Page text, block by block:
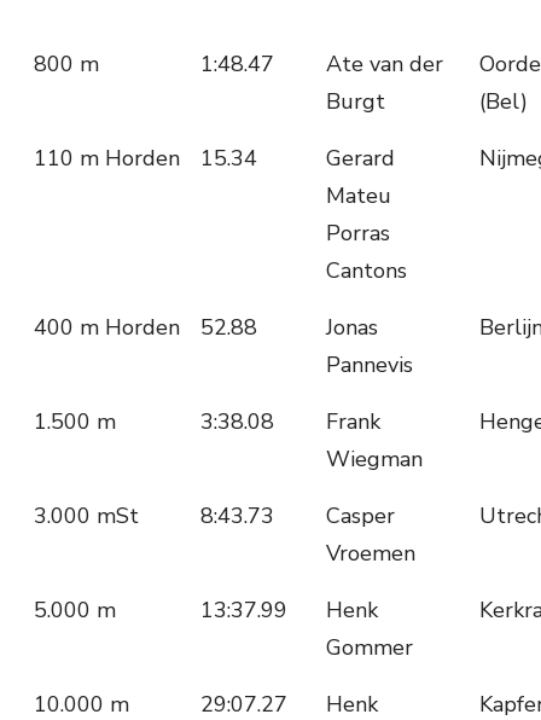
800 m 1:48.47
Ate van der
Burgt
(Bel)
110 m Horden
15.34
Gerard
Mateu
Porras
Cantons
400 m Horden 52.88
Jonas
Pannevis
1.500 m 3:38.08
Frank
Wiegman
3.000 mSt 8:43.73
Casper
Vroemen
5.000 m 13:37.99
Henk
Gommer
10.000 m 29:07.27
Henk